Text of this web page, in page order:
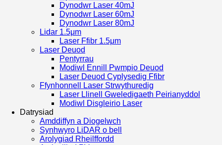
Dynodwr Laser 40mJ
Dynodwr Laser 60mJ
Dynodwr Laser 80mJ
Lidar 1.5μm
Laser Ffibr 1.5μm
Laser Deuod
Pentyrrau
Modiwl Ennill Pwmpio Deuod
Laser Deuod Cyplysedig Ffibr
Ffynhonnell Laser Strwythuredig
Laser Llinell Gweledigaeth Peirianyddol
Modiwl Disgleirio Laser
Datrysiad
Amddiffyn a Diogelwch
Synhwyro LiDAR o bell
Arolygiad Rheilffordd